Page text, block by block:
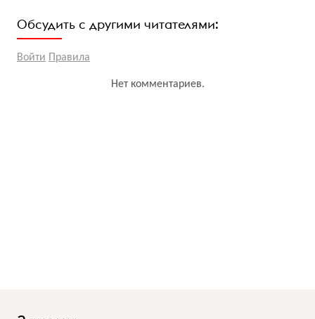
Обсудить с другими читателями:
Войти Правила
Нет комментариев.